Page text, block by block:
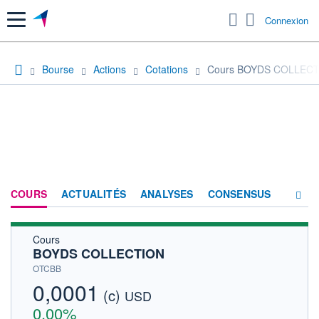
Menu Connexion
Bourse Actions Cotations Cours BOYDS
COURS ACTUALITÉS ANALYSES CONSENSUS
Cours
BOYDS COLLECTION
OTCBB
0,0001 (c) USD
0,00%